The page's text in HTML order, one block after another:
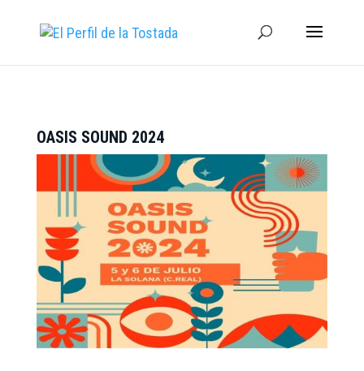
OASIS SOUND 2024